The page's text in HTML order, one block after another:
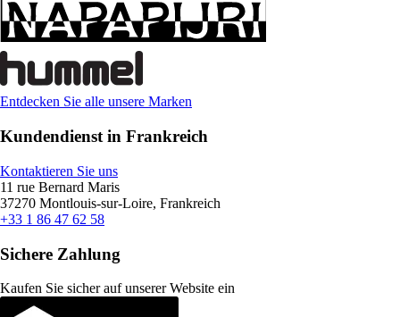
Entdecken Sie alle unsere Marken
Kundendienst in Frankreich
Kontaktieren Sie uns
11 rue Bernard Maris
37270 Montlouis-sur-Loire, Frankreich
+33 1 86 47 62 58
Sichere Zahlung
Kaufen Sie sicher auf unserer Website ein